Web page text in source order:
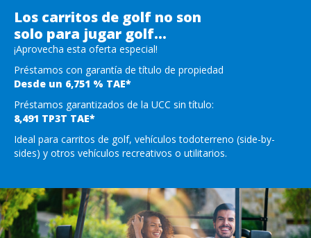
Los carritos de golf no son
solo para jugar golf…
¡Aprovecha esta oferta especial!
Préstamos con garantía de título de propiedad
Desde un 6,751 % TAE*
Préstamos garantizados de la UCC sin título:
8,491 TP3T TAE*
Ideal para carritos de golf, vehículos todoterreno (side-by-
sides) y otros vehículos recreativos o utilitarios.